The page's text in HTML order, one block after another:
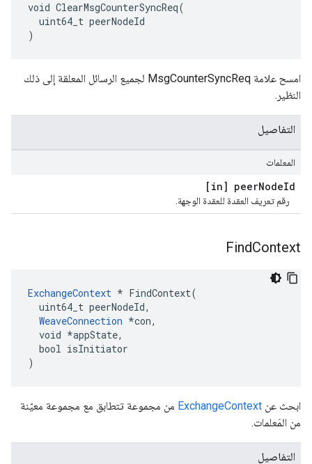
void ClearMsgCounterSyncReq(
  uint64_t peerNodeId
)
امسح علامة MsgCounterSyncReq لجميع الرسائل المعلقة إلى ذلك
النظير.
التفاصيل
المعلمات
[in] peerNodeId
رقم تعريف العقدة للعقدة الوجهة.
FindContext
ExchangeContext * FindContext(
  uint64_t peerNodeId,
WeaveConnection *con,
  void *appState,
  bool isInitiator
)
ابحث عن ExchangeContext من مجموعة تتطابق مع مجموعة معيّنة
من المَعلمات.
التفاصيل